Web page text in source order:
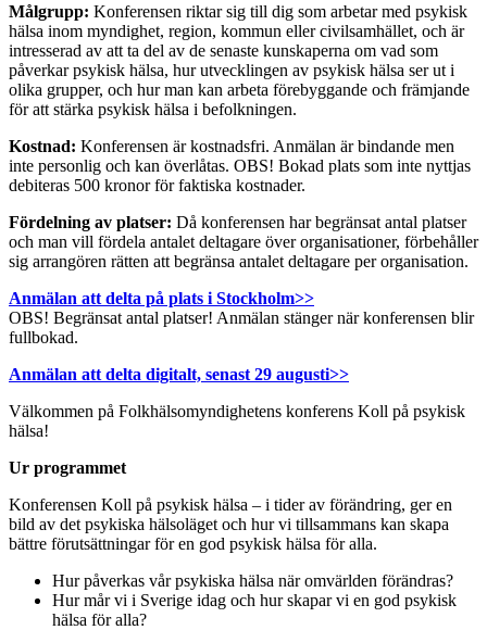
Målgrupp: Konferensen riktar sig till dig som arbetar med psykisk
hälsa inom myndighet, region, kommun eller civilsamhället, och är
intresserad av att ta del av de senaste kunskaperna om vad som
påverkar psykisk hälsa, hur utvecklingen av psykisk hälsa ser ut i
olika grupper, och hur man kan arbeta förebyggande och främjande
för att stärka psykisk hälsa i befolkningen.
Kostnad: Konferensen är kostnadsfri. Anmälan är bindande men
inte personlig och kan överlåtas. OBS! Bokad plats som inte nyttjas
debiteras 500 kronor för faktiska kostnader.
Fördelning av platser: Då konferensen har begränsat antal platser
och man vill fördela antalet deltagare över organisationer, förbehåller
sig arrangören rätten att begränsa antalet deltagare per organisation.
Anmälan att delta på plats i Stockholm>>
OBS! Begränsat antal platser! Anmälan stänger när konferensen blir
fullbokad.
Anmälan att delta digitalt, senast 29 augusti>>
Välkommen på Folkhälsomyndighetens konferens Koll på psykisk
hälsa!
Ur programmet
Konferensen Koll på psykisk hälsa – i tider av förändring, ger en
bild av det psykiska hälsoläget och hur vi tillsammans kan skapa
bättre förutsättningar för en god psykisk hälsa för alla.
Hur påverkas vår psykiska hälsa när omvärlden förändras?
Hur mår vi i Sverige idag och hur skapar vi en god psykisk
hälsa för alla?